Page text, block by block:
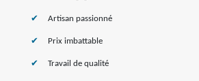
Artisan passionné
Prix imbattable
Travail de qualité